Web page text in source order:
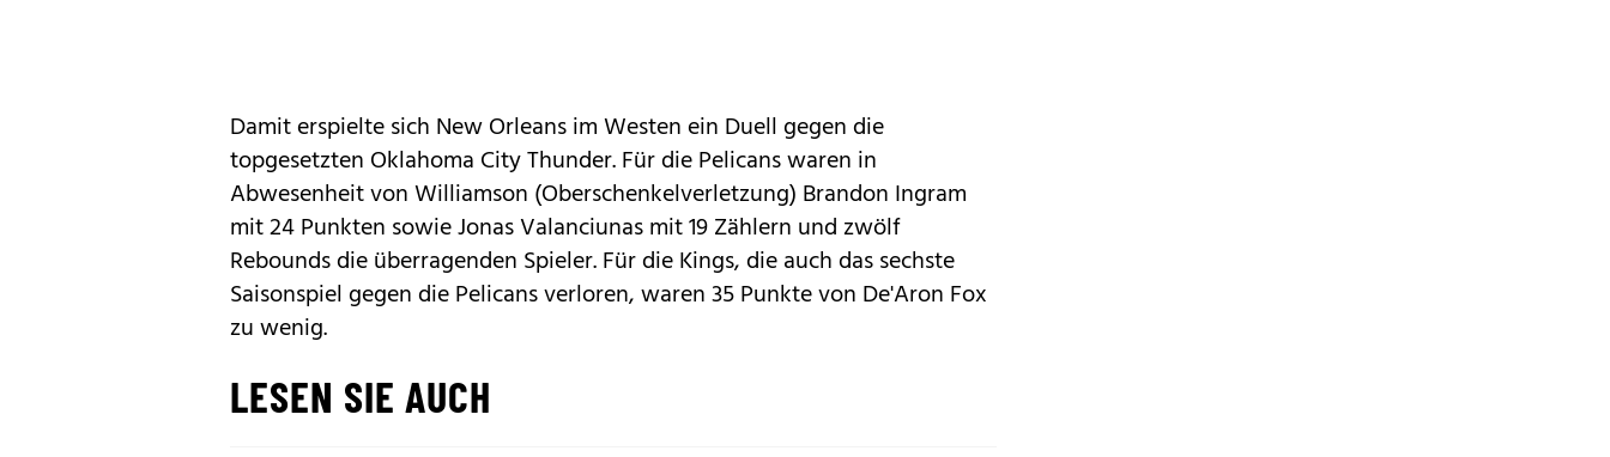
Damit erspielte sich New Orleans im Westen ein Duell gegen die
topgesetzten Oklahoma City Thunder. Für die Pelicans waren in
Abwesenheit von Williamson (Oberschenkelverletzung) Brandon Ingram
mit 24 Punkten sowie Jonas Valanciunas mit 19 Zählern und zwölf
Rebounds die überragenden Spieler. Für die Kings, die auch das sechste
Saisonspiel gegen die Pelicans verloren, waren 35 Punkte von De'Aron Fox
zu wenig.
LESEN SIE AUCH